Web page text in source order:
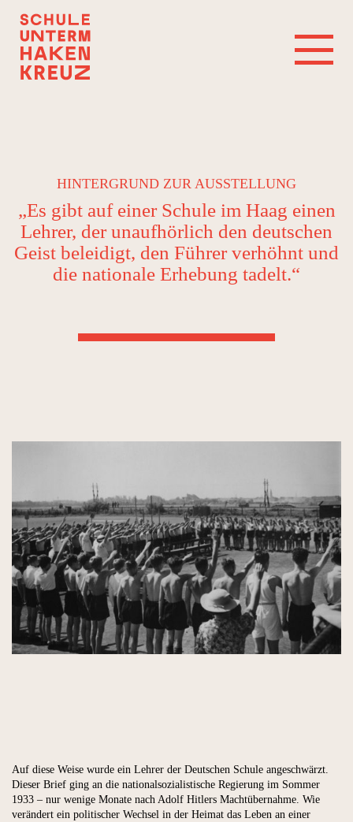
HINTERGRUND ZUR AUSSTELLUNG
„Es gibt auf einer Schule im Haag einen
Lehrer, der unaufhörlich den deutschen
Geist beleidigt, den Führer verhöhnt und
die nationale Erhebung tadelt.“
Auf diese Weise wurde ein Lehrer der Deutschen Schule angeschwärzt.
Dieser Brief ging an die nationalsozialistische Regierung im Sommer
1933 – nur wenige Monate nach Adolf Hitlers Machtübernahme. Wie
verändert ein politischer Wechsel in der Heimat das Leben an einer